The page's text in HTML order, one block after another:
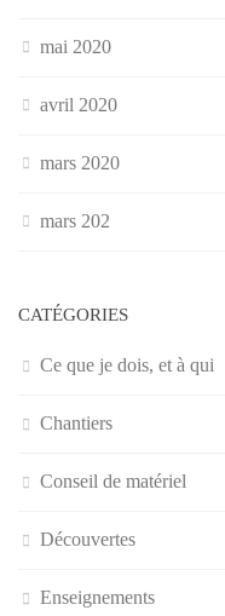
mai 2020
avril 2020
mars 2020
mars 202
CATÉGORIES
Ce que je dois, et à qui
Chantiers
Conseil de matériel
Découvertes
Enseignements